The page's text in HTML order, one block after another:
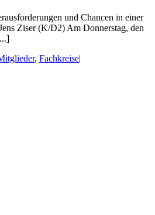
und Chancen in einer
Ziser (K/D2) Am Donnerstag, den
, Fachkreise|